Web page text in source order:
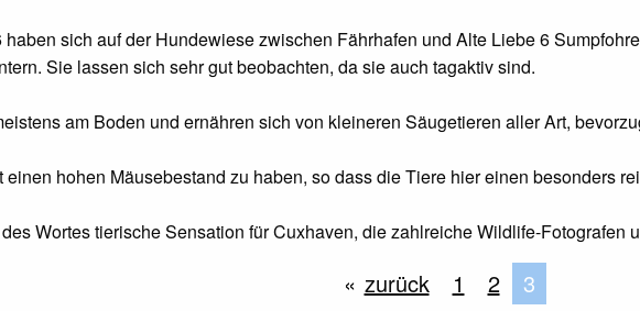
sich auf der Hundewiese zwischen Fährhafen und Alte Liebe 6
Sie lassen sich sehr gut beobachten, da sie auch tagaktiv sind.
am Boden und ernähren sich von kleineren Säugetieren aller Art,
hohen Mäusebestand zu haben, so dass die Tiere hier einen besonders
Wortes tierische Sensation für Cuxhaven, die zahlreiche Wildlife-
zurück 1 2 Sie
3